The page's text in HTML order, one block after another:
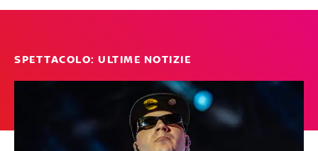
SPETTACOLO: ULTIME NOTIZIE